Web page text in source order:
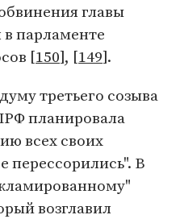
главы
в парламенте
[150], [149].
третьего созыва
планировала
всех своих
перессорились". В
возглавил